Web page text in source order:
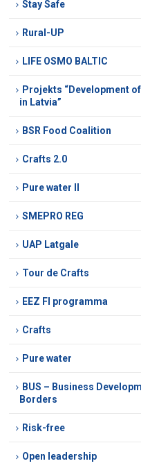
Stay Safe
Rural-UP
LIFE OSMO BALTIC
Projekts “Development
in Latvia”
BSR Food Coalition
Crafts 2.0
Pure water II
SMEPRO REG
UAP Latgale
Tour de Crafts
EEZ FI programma
Crafts
Pure water
BUS – Business
Borders
Risk-free
Open leadership